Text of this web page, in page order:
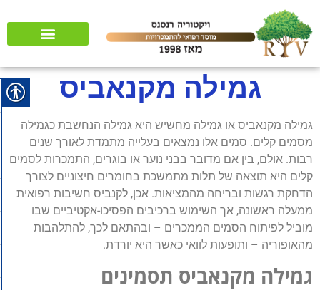
גמילה מקנאביס
גמילה מקנאביס או גמילה מחשיש היא גמילה הנחשבת כגמילה
מסמים קלים. סמים אלו נמצאים בעלייה מתמדת לאורך שנים
רבות. אולם, בין אם מדובר בבני נוער או בוגרים, התמכרות לסמים
קלים היא תוצאה של תלות מתמשכת בחומרים חיצוניים לצורך
הדחקת רגשות ובריחה מהמציאות. אכן, לקנביס חשיבות רפואית
ממעלה ראשונה, אך השימוש ברכיבים הפסיכו-אקטיביים שבו
מוביל לפיתוח הסמים הממכרים – ובהתאם לכך, להתלהבות
מהאופוריה – ותופעות לוואי כאשר היא יורדת.
גמילה מקנאביס תסמינים